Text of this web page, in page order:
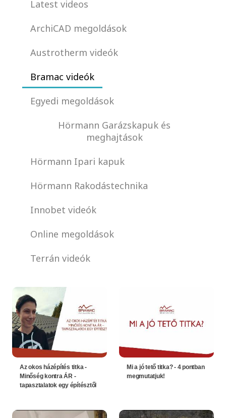
Latest videos
ArchiCAD megoldások
Austrotherm videók
Bramac videók
Egyedi megoldások
Hörmann Garázskapuk és
meghajtások
Hörmann Ipari kapuk
Hörmann Rakodástechnika
Innobet videók
Online megoldások
Terrán videók
Az okos házépítés titka -
Minőség kontra ÁR -
tapasztalatok egy építésztől
Mi a jó tető titka? - 4 pontban
megmutatjuk!